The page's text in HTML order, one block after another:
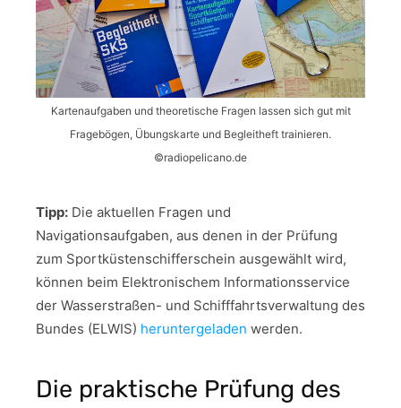
Kartenaufgaben und theoretische Fragen lassen sich gut mit
Fragebögen, Übungskarte und Begleitheft trainieren.
©radiopelicano.de
Tipp: Die aktuellen Fragen und
Navigationsaufgaben, aus denen in der Prüfung
zum Sportküstenschifferschein ausgewählt wird,
können beim Elektronischem Informationsservice
der Wasserstraßen- und Schifffahrtsverwaltung des
Bundes (ELWIS) heruntergeladen werden.
Die praktische Prüfung des